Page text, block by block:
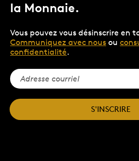
la Monnaie.
Vous pouvez vous désinscrire en
Communiquez avec nous ou
confidentialité.
S'INSCRIRE